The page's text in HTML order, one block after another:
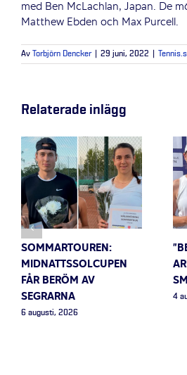
med Ben McLachlan, Japan. De
Matthew Ebden och Max Purcell.
Av Torbjörn Dencker 29 juni, 2022
Relaterade inlägg
SOMMARTOUREN:
MIDNATTSSOLCUPEN
FÅR BERÖM AV
SEGRARNA
6 augusti, 2026
4